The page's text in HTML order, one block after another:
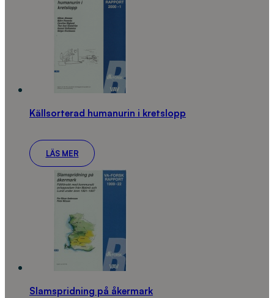
Källsorterad humanurin i kretslopp
LÄS MER
Slamspridning på åkermark